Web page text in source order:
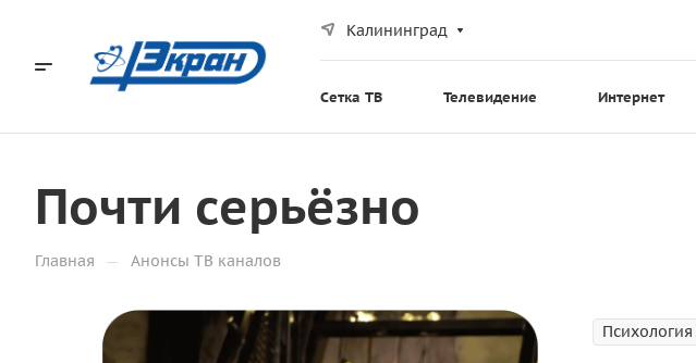
Калининград
Сетка ТВ Телевидение Интернет
Почти серьёзно
Главная — Анонсы ТВ каналов
Психология